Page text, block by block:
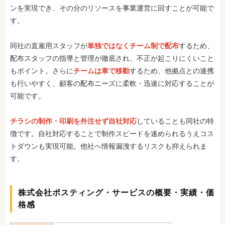
ンを実現でき、その分のリソースを事業運営に回すことが可能で
す。
同社の直雇用スタッフが単独ではなくチーム制で配布するため、
配布スタッフの指導と管理が徹底され、不正が起こりにくいこと
もポイント。さらにチームは車で移動するため、他拠点との連携
も行いやすく、顧客の配布ニーズに柔軟・迅速に対応することが
可能です。
チラシの制作・印刷を外注せず自社対応していることも同社の特
徴です。自社対応することで制作スピードを速められるうえコス
トダウンも実現可能。他社へ情報漏洩するリスクも抑えられま
す。
株式会社ポスティング・サービスの概要・実績・価
格感